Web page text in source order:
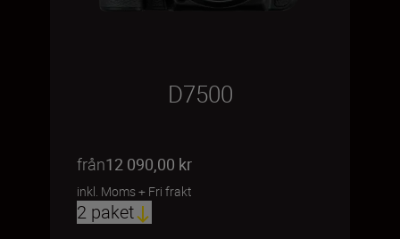
D7500
från12 090,00 kr
inkl. Moms+ Fri frakt
2 paket